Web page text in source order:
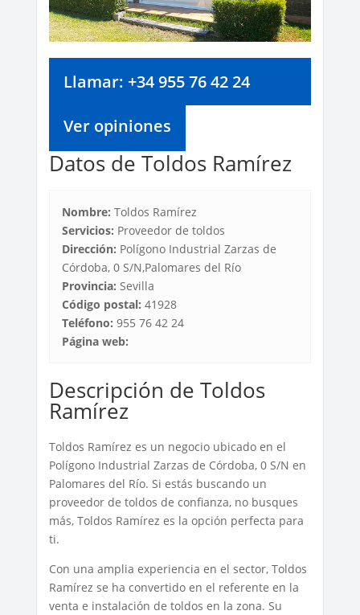
Llamar: +34 955 76 42 24
Ver opiniones
Datos de Toldos Ramírez
Nombre: Toldos Ramírez
Servicios: Proveedor de toldos
Dirección: Polígono Industrial Zarzas de
Córdoba, 0 S/N,Palomares del Río
Provincia: Sevilla
Código postal: 41928
Teléfono: 955 76 42 24
Página web:
Descripción de Toldos
Ramírez
Toldos Ramírez es un negocio ubicado en el
Polígono Industrial Zarzas de Córdoba, 0 S/N en
Palomares del Río. Si estás buscando un
proveedor de toldos de confianza, no busques
más, Toldos Ramírez es la opción perfecta para
ti.
Con una amplia experiencia en el sector, Toldos
Ramírez se ha convertido en el referente en la
venta e instalación de toldos en la zona. Su